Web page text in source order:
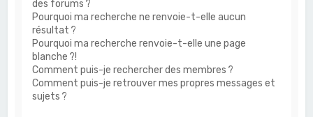
des forums ?
Pourquoi ma recherche ne renvoie-t-elle aucun
résultat ?
Pourquoi ma recherche renvoie-t-elle une page
blanche ?!
Comment puis-je rechercher des membres ?
Comment puis-je retrouver mes propres messages et
sujets ?